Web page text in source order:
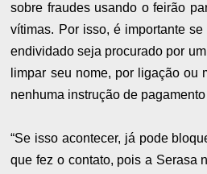
sobre fraudes usando o feirão
vítimas. Por isso, é importante
endividado seja procurado por
limpar seu nome, por ligação ou
nenhuma instrução de
“Se isso acontecer, já pode
que fez o contato, pois a Serasa